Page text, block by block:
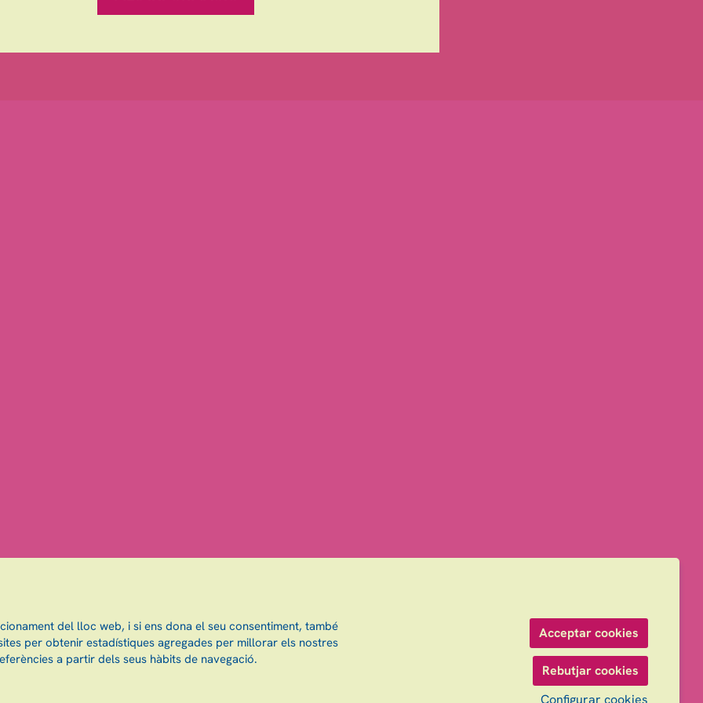
del lloc web, i si ens dona el seu consentiment, també
per obtenir estadístiques agregades per millorar els nostres
a partir dels seus hàbits de navegació.
Acceptar cookies
Rebutjar cookies
Configurar cookies